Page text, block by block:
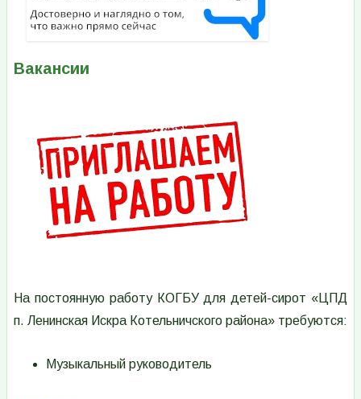
Вакансии
На постоянную работу КОГБУ для детей-сирот «ЦПД
п. Ленинская Искра Котельничского района» требуются:
Музыкальный руководитель